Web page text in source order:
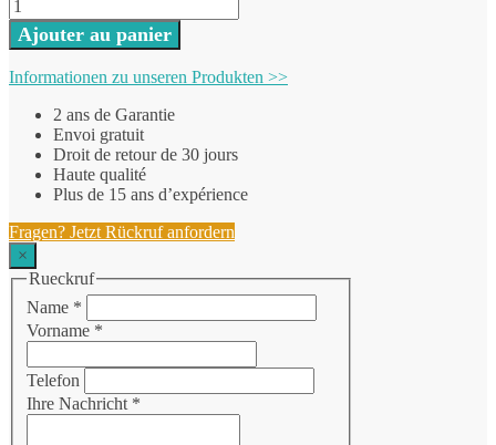
Ajouter au panier
Informationen zu unseren Produkten >>
2 ans de Garantie
Envoi gratuit
Droit de retour de 30 jours
Haute qualité
Plus de 15 ans d’expérience
Fragen? Jetzt Rückruf anfordern
×
Rueckruf
Name *
Vorname *
Telefon
Ihre Nachricht *